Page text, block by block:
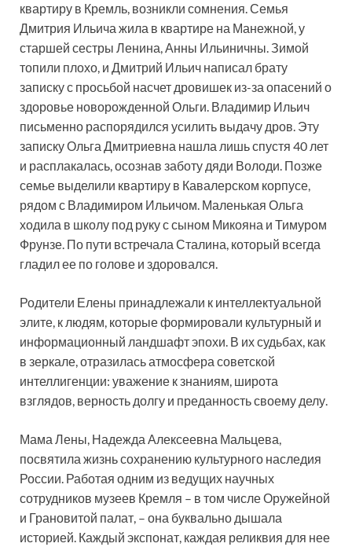
квартиру в Кремль, возникли сомнения. Семья
Дмитрия Ильича жила в квартире на Манежной, у
старшей сестры Ленина, Анны Ильиничны. Зимой
топили плохо, и Дмитрий Ильич написал брату
записку с просьбой насчет дровишек из-за опасений о
здоровье новорожденной Ольги. Владимир Ильич
письменно распорядился усилить выдачу дров. Эту
записку Ольга Дмитриевна нашла лишь спустя 40 лет
и расплакалась, осознав заботу дяди Володи. Позже
семье выделили квартиру в Кавалерском корпусе,
рядом с Владимиром Ильичом. Маленькая Ольга
ходила в школу под руку с сыном Микояна и Тимуром
Фрунзе. По пути встречала Сталина, который всегда
гладил ее по голове и здоровался.
Родители Елены принадлежали к интеллектуальной
элите, к людям, которые формировали культурный и
информационный ландшафт эпохи. В их судьбах, как
в зеркале, отразилась атмосфера советской
интеллигенции: уважение к знаниям, широта
взглядов, верность долгу и преданность своему делу.
Мама Лены, Надежда Алексеевна Мальцева,
посвятила жизнь сохранению культурного наследия
России. Работая одним из ведущих научных
сотрудников музеев Кремля – в том числе Оружейной
и Грановитой палат, – она буквально дышала
историей. Каждый экспонат, каждая реликвия для нее